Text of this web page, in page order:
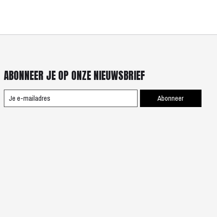
ABONNEER JE OP ONZE NIEUWSBRIEF
Abonneer